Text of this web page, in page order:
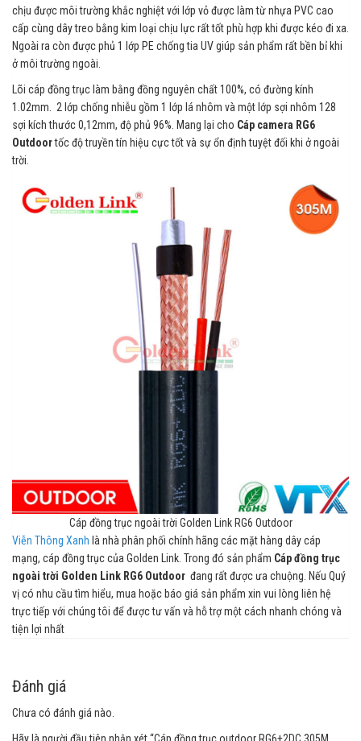
chịu được môi trường khắc nghiệt với lớp vỏ được làm từ nhựa PVC cao
cấp cùng dây treo bằng kim loại chịu lực rất tốt phù hợp khi được kéo đi xa.
Ngoài ra còn được phủ 1 lớp PE chống tia UV giúp sản phẩm rất bền bỉ khi
ở môi trường ngoài.
Lõi cáp đồng trục làm bằng đồng nguyên chất 100%, có đường kính
1.02mm. 2 lớp chống nhiễu gồm 1 lớp lá nhôm và một lớp sợi nhôm 128
sợi kích thước 0,12mm, độ phủ 96%. Mang lại cho Cáp camera RG6
Outdoortốc độ truyền tín hiệu cực tốt và sự ổn định tuyệt đối khi ở ngoài
trời.
Cáp đồng trục ngoài trời Golden Link RG6 Outdoor
Viễn Thông Xanh là nhà phân phối chính hãng các mặt hàng dây cáp
mạng, cáp đồng trục của Golden Link. Trong đó sản phẩm Cáp đồng trục
ngoài trời Golden Link RG6 Outdoor đang rất được ưa chuộng. Nếu Quý
vị có nhu cầu tìm hiểu, mua hoặc báo giá sản phẩm xin vui lòng liên hệ
trực tiếp với chúng tôi để được tư vấn và hỗ trợ một cách nhanh chóng và
tiện lợi nhất
Đánh giá
Chưa có đánh giá nào.
Hãy là người đầu tiên nhận xét “Cáp đồng trục outdoor RG6+2DC 305M